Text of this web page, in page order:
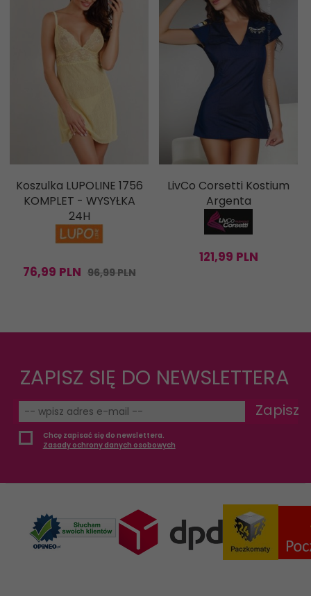
Koszulka LUPOLINE 1756
KOMPLET - WYSYŁKA
24H
76,99 PLN 96,99 PLN
LivCo Corsetti Kostium
Argenta
121,99 PLN
ZAPISZ SIĘ DO NEWSLETTERA
Zapisz
Chcę zapisać się do newslettera.
Zasady ochrony danych osobowych